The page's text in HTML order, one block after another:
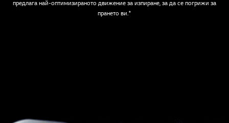
предлага най-оптимизираното движение за изпиране, за да се погрижи за
прането ви.*